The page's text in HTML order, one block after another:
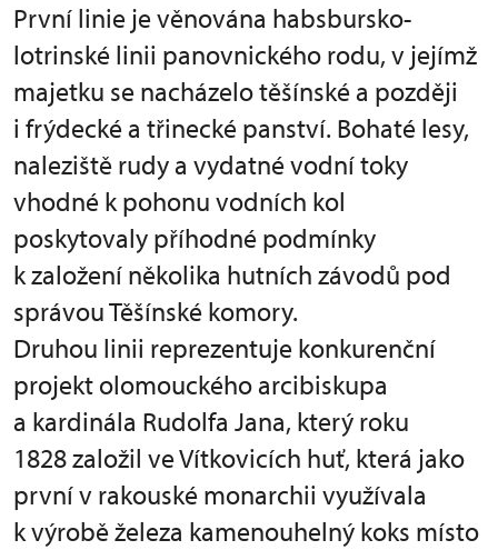
První linie je věnována habsbursko-
lotrinské linii panovnického rodu, v jejímž
majetku se nacházelo těšínské a později
i frýdecké a třinecké panství. Bohaté lesy,
naleziště rudy a vydatné vodní toky
vhodné k pohonu vodních kol
poskytovaly příhodné podmínky
k založení několika hutních závodů pod
správou Těšínské komory.
Druhou linii reprezentuje konkurenční
projekt olomouckého arcibiskupa
a kardinála Rudolfa Jana, který roku
1828 založil ve Vítkovicích huť, která jako
první v rakouské monarchii využívala
k výrobě železa kamenouhelný koks místo